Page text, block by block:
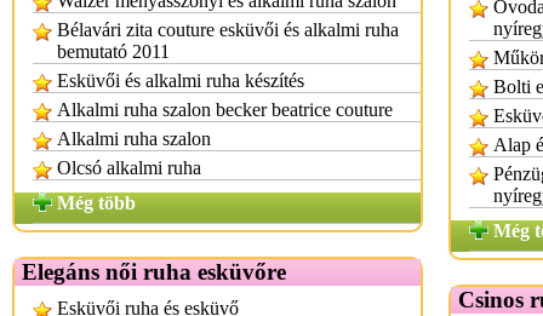
Bélavári zita couture esküvői és alkalmi ruha
bemutató 2011
Esküvői és alkalmi ruha készítés
Alkalmi ruha szalon becker beatrice couture
Alkalmi ruha szalon
Olcsó alkalmi ruha
Még több
Elegáns női ruha esküvőre
Esküvői ruha és esküvő
Bolti
Alap
Még
Csinos